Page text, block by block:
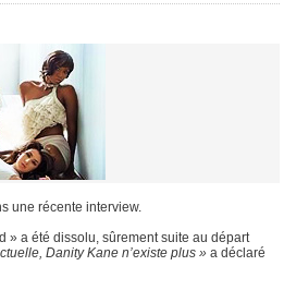
une récente interview.
» a été dissolu, sûrement suite au départ
Danity Kane n’existe plus » a déclaré